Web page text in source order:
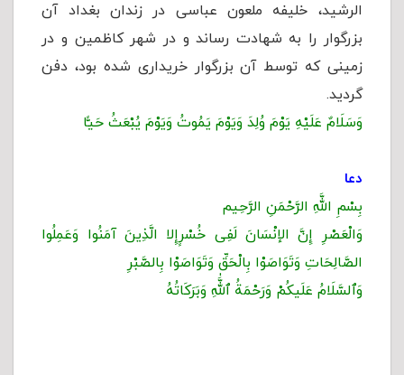
الرشيد، خلیفه ملعون عباسی در زندان بغداد آن
بزرگوار را به شهادت رساند و در شهر کاظمین و در
زمینی که توسط آن بزرگوار خریداری شده بود، دفن
گردید.
وَسَلَامٌ عَلَيْهِ يَوْمَ وُلِدَ وَيَوْمَ يَمُوتُ وَيَوْمَ يُبْعَثُ حَيًّا
دعا
بِسْمِ اللَّهِ الرَّحْمَنِ الرَّحِیم
وَالْعَصْرِ إِنَّ الإنْسَانَ لَفِی خُسْرٍإِلا الَّذِینَ آمَنُوا وَعَمِلُوا
الصَّالِحَاتِ وَتَوَاصَوْا بِالْحَقِّ وَتَوَاصَوْا بِالصَّبْرِ
وَٱلسَّلَامُ عَلَیكُمْ وَرَحْمَةُ ٱللَّٰهِ وَبَرَكَاتُهُ